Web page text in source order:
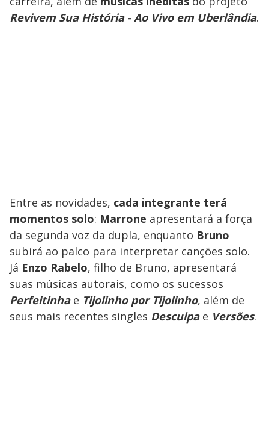
Revivem Sua História - Ao Vivo em Uberlândia.
Entre as novidades, cada integrante terá
momentos solo: Marrone apresentará a força
da segunda voz da dupla, enquanto Bruno
subirá ao palco para interpretar canções solo.
Já Enzo Rabelo, filho de Bruno, apresentará
suas músicas autorais, como os sucessos
Perfeitinha e Tijolinho por Tijolinho, além de
seus mais recentes singles Desculpae Versões.